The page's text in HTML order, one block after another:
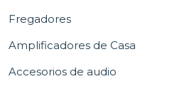
Fregadores
Amplificadores de Casa
Accesorios de audio